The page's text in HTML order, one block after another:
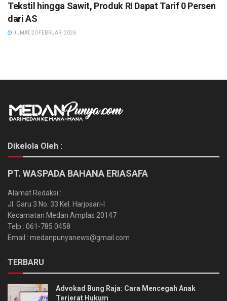
Tekstil hingga Sawit, Produk RI Dapat Tarif 0 Persen
dari AS
JUMAT, 20 FEBRUARI 2026
Dikelola Oleh :
PT. WASPADA BAHANA ERIASAFA
Alamat Redaksi :
Jl. Garu 3 No. 33 Kel. Harjosari-I
Kecamatan Medan Amplas 20147
Telp : 061-785 0458
Email : medanpunyanews@gmail.com
TERBARU
Advokad Bung Raja: Cara Mencegah Anak
Terjerat Hukum